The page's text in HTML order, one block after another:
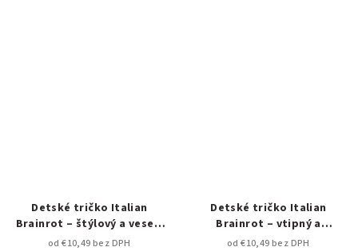
Detské tričko Italian
Brainrot – štýlový a veselý
dizajn 🇮🇹✨
od €10,49 bez DPH
Detské tričko Italian
Brainrot – vtipný a
originálny štýl 🇮🇹🍕
od €10,49 bez DPH